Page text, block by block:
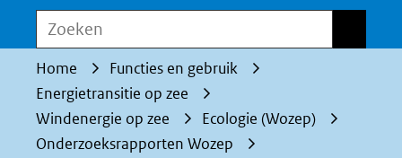
geweigerd.
Zoeken
Home
Functies en gebruik
Energietransitie op zee
Windenergie op zee
Ecologie (Wozep)
Onderzoeksrapporten Wozep